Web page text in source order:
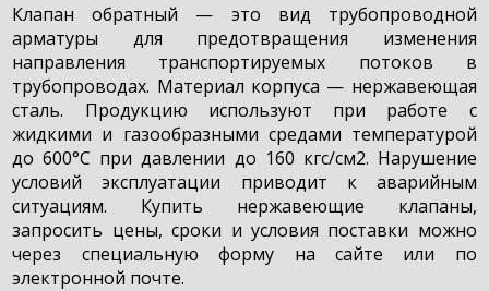
Клапан обратный — это вид трубопроводной
арматуры для предотвращения изменения
направления транспортируемых потоков в
трубопроводах. Материал корпуса — нержавеющая
сталь. Продукцию используют при работе с
жидкими и газообразными средами температурой
до 600°С при давлении до 160 кгс/см2. Нарушение
условий эксплуатации приводит к аварийным
ситуациям. Купить нержавеющие клапаны,
запросить цены, сроки и условия поставки можно
через специальную форму на сайте или по
электронной почте.